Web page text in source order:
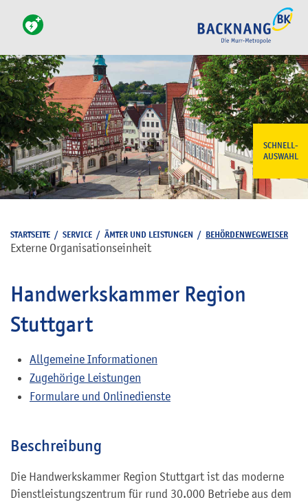
SCHNELL-
AUSWAHL
STARTSEITE / SERVICE / ÄMTER UND LEISTUNGEN / BEHÖRDENWEGWEISER
Externe Organisationseinheit
Handwerkskammer Region
Stuttgart
Allgemeine Informationen
Zugehörige Leistungen
Formulare und Onlinedienste
Beschreibung
Die Handwerkskammer Region Stuttgart ist das moderne
Dienstleistungszentrum für rund 30.000 Betriebe aus dem